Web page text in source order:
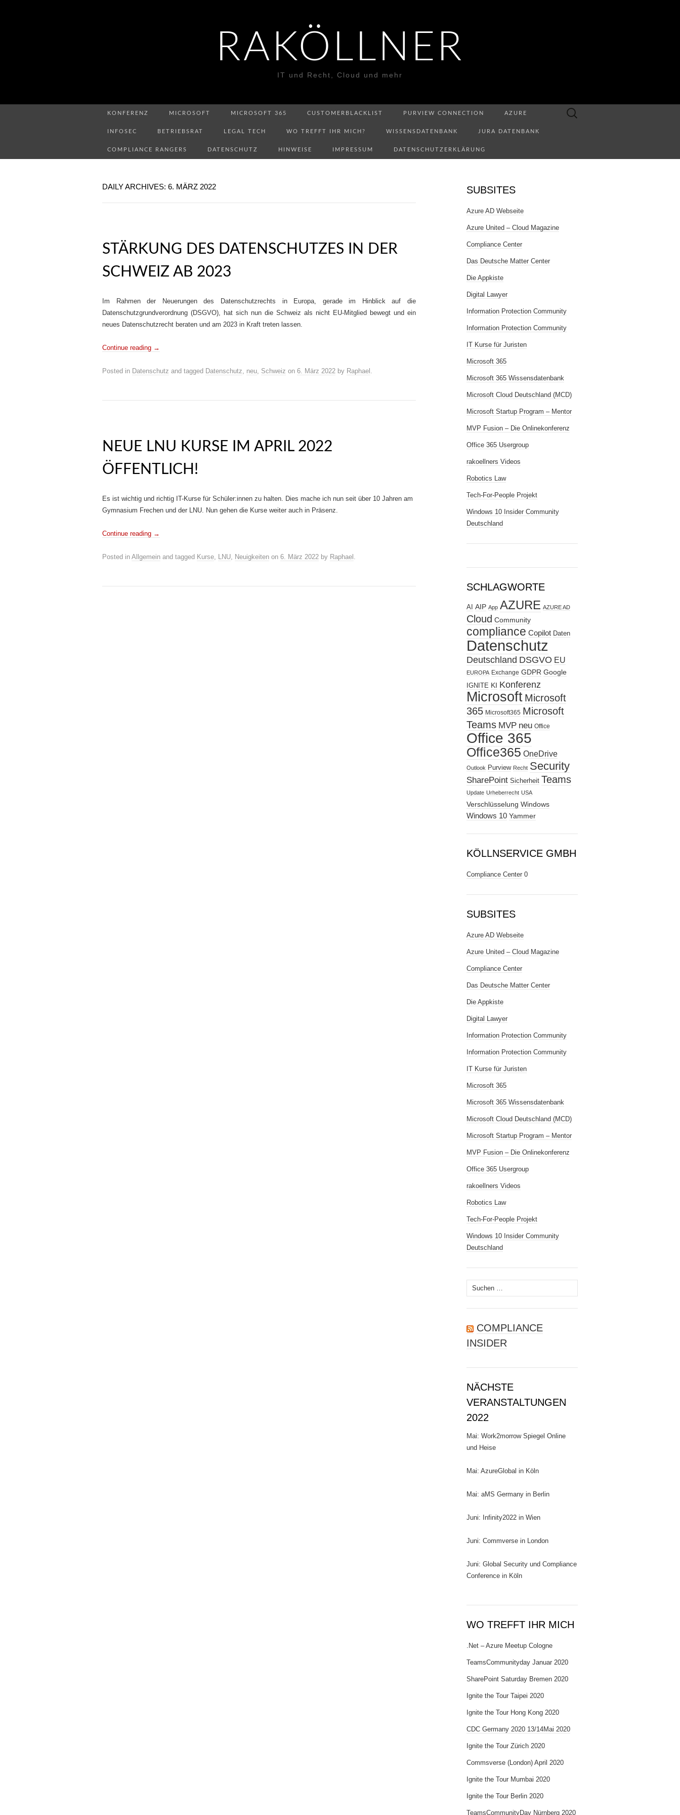
RAKÖLLNER
IT und Recht, Cloud und mehr
KONFERENZ MICROSOFT MICROSOFT 365 CUSTOMERBLACKLIST PURVIEW CONNECTION AZURE
INFOSEC BETRIEBSRAT LEGAL TECH WO TREFFT IHR MICH? WISSENSDATENBANK JURA DATENBANK
COMPLIANCE RANGERS DATENSCHUTZ HINWEISE IMPRESSUM DATENSCHUTZERKLÄRUNG
Suchen
DAILY ARCHIVES: 6. MÄRZ 2022
STÄRKUNG DES DATENSCHUTZES IN DER
SCHWEIZ AB 2023
Im Rahmen der Neuerungen des Datenschutzrechts in Europa, gerade im Hinblick auf die
Datenschutzgrundverordnung (DSGVO), hat sich nun die Schweiz als nicht EU-Mitglied bewegt und ein
neues Datenschutzrecht beraten und am 2023 in Kraft treten lassen.
Continue reading →
Posted in Datenschutz and tagged Datenschutz, neu, Schweiz on 6. März 2022 by Raphael .
NEUE LNU KURSE IM APRIL 2022
ÖFFENTLICH!
Es ist wichtig und richtig IT-Kurse für Schüler:innen zu halten. Dies mache ich nun seit über 10 Jahren am
Gymnasium Frechen und der LNU. Nun gehen die Kurse weiter auch in Präsenz.
Continue reading →
Posted in Allgemein and tagged Kurse, LNU, Neuigkeiten on 6. März 2022 by Raphael .
SUBSITES
Azure AD Webseite
Azure United – Cloud Magazine
Compliance Center
Das Deutsche Matter Center
Die Appkiste
Digital Lawyer
Information Protection Community
Information Protection Community
IT Kurse für Juristen
Microsoft 365
Microsoft 365 Wissensdatenbank
Microsoft Cloud Deutschland (MCD)
Microsoft Startup Program – Mentor
MVP Fusion – Die Onlinekonferenz
Office 365 Usergroup
rakoellners Videos
Robotics Law
Tech-For-People Projekt
Windows 10 Insider Community
Deutschland
SCHLAGWORTE
AI AIP App AZURE AZURE AD
Cloud Community
compliance Copilot Daten
Datenschutz
Deutschland DSGVO EU
EUROPA Exchange GDPR Google
IGNITE KI Konferenz
Microsoft Microsoft
365 Microsoft365 Microsoft
Teams MVP neu Office
Office 365
Office365 OneDrive
Outlook Purview Recht Security
SharePoint Sicherheit Teams
Update Urheberrecht USA
Verschlüsselung Windows
Windows 10 Yammer
KÖLLNSERVICE GMBH
Compliance Center 0
SUBSITES
Azure AD Webseite
Azure United – Cloud Magazine
Compliance Center
Das Deutsche Matter Center
Die Appkiste
Digital Lawyer
Information Protection Community
Information Protection Community
IT Kurse für Juristen
Microsoft 365
Microsoft 365 Wissensdatenbank
Microsoft Cloud Deutschland (MCD)
Microsoft Startup Program – Mentor
MVP Fusion – Die Onlinekonferenz
Office 365 Usergroup
rakoellners Videos
Robotics Law
Tech-For-People Projekt
Windows 10 Insider Community
Deutschland
Suchen
nach:
COMPLIANCE
INSIDER
NÄCHSTE
VERANSTALTUNGEN
2022
Mai: Work2morrow Spiegel Online
und Heise
Mai: AzureGlobal in Köln
Mai: aMS Germany in Berlin
Juni: Infinity2022 in Wien
Juni: Commverse in London
Juni: Global Security und Compliance
Conference in Köln
WO TREFFT IHR MICH
.Net – Azure Meetup Cologne
TeamsCommunityday Januar 2020
SharePoint Saturday Bremen 2020
Ignite the Tour Taipei 2020
Ignite the Tour Hong Kong 2020
CDC Germany 2020 13/14Mai 2020
Ignite the Tour Zürich 2020
Commsverse (London) April 2020
Ignite the Tour Mumbai 2020
Ignite the Tour Berlin 2020
TeamsCommunityDay Nürnberg 2020